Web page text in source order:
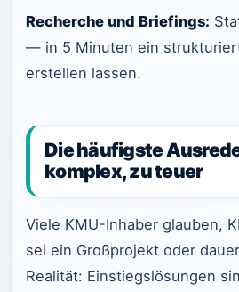
Recherche und Briefings:
— in 5 Minuten ein
erstellen lassen.
Die häufigste
komplex, zu teuer
Viele KMU-Inhaber glauben,
sei ein Großprojekt oder
Realität: Einstiegslösungen